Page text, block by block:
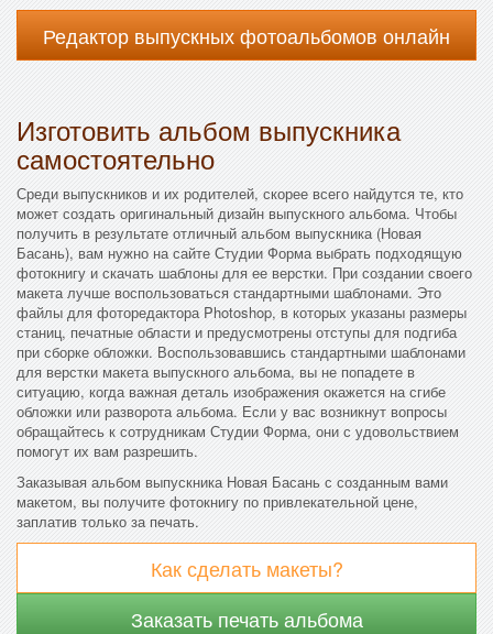
Редактор выпускных фотоальбомов онлайн
Изготовить альбом выпускника
самостоятельно
Среди выпускников и их родителей, скорее всего найдутся те, кто
может создать оригинальный дизайн выпускного альбома. Чтобы
получить в результате отличный альбом выпускника (Новая
Басань), вам нужно на сайте Студии Форма выбрать подходящую
фотокнигу и скачать шаблоны для ее верстки. При создании своего
макета лучше воспользоваться стандартными шаблонами. Это
файлы для фоторедактора Photoshop, в которых указаны размеры
станиц, печатные области и предусмотрены отступы для подгиба
при сборке обложки. Воспользовавшись стандартными шаблонами
для верстки макета выпускного альбома, вы не попадете в
ситуацию, когда важная деталь изображения окажется на сгибе
обложки или разворота альбома. Если у вас возникнут вопросы
обращайтесь к сотрудникам Студии Форма, они с удовольствием
помогут их вам разрешить.
Заказывая альбом выпускника Новая Басань с созданным вами
макетом, вы получите фотокнигу по привлекательной цене,
заплатив только за печать.
Как сделать макеты?
Заказать печать альбома